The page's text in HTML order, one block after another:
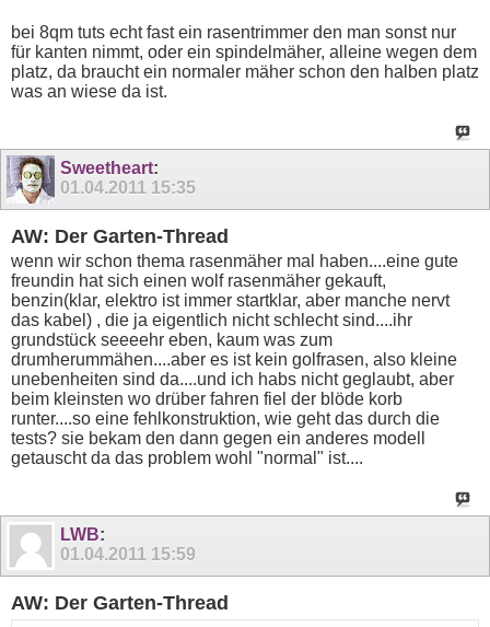
bei 8qm tuts echt fast ein rasentrimmer den man sonst nur
für kanten nimmt, oder ein spindelmäher, alleine wegen dem
platz, da braucht ein normaler mäher schon den halben platz
was an wiese da ist.
Sweetheart:
01.04.2011 15:35
AW: Der Garten-Thread
wenn wir schon thema rasenmäher mal haben....eine gute
freundin hat sich einen wolf rasenmäher gekauft,
benzin(klar, elektro ist immer startklar, aber manche nervt
das kabel) , die ja eigentlich nicht schlecht sind....ihr
grundstück seeeehr eben, kaum was zum
drumherummähen....aber es ist kein golfrasen, also kleine
unebenheiten sind da....und ich habs nicht geglaubt, aber
beim kleinsten wo drüber fahren fiel der blöde korb
runter....so eine fehlkonstruktion, wie geht das durch die
tests? sie bekam den dann gegen ein anderes modell
getauscht da das problem wohl "normal" ist....
LWB:
01.04.2011 15:59
AW: Der Garten-Thread